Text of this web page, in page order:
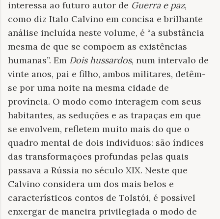
interessa ao futuro autor de Guerra e paz,
como diz Italo Calvino em concisa e brilhante
análise incluída neste volume, é “a substância
mesma de que se compõem as existências
humanas”. Em Dois hussardos, num intervalo de
vinte anos, pai e filho, ambos militares, detêm-
se por uma noite na mesma cidade de
província. O modo como interagem com seus
habitantes, as seduções e as trapaças em que
se envolvem, refletem muito mais do que o
quadro mental de dois indivíduos: são índices
das transformações profundas pelas quais
passava a Rússia no século XIX. Neste que
Calvino considera um dos mais belos e
característicos contos de Tolstói, é possível
enxergar de maneira privilegiada o modo de